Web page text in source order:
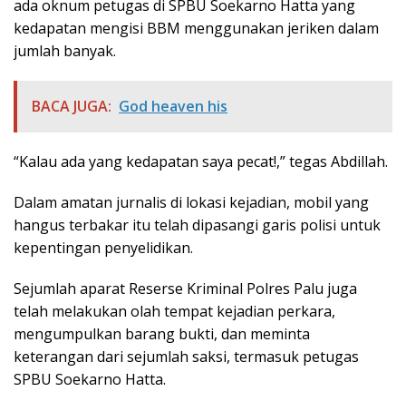
ada oknum petugas di SPBU Soekarno Hatta yang
kedapatan mengisi BBM menggunakan jeriken dalam
jumlah banyak.
BACA JUGA: God heaven his
“Kalau ada yang kedapatan saya pecat!,” tegas Abdillah.
Dalam amatan jurnalis di lokasi kejadian, mobil yang
hangus terbakar itu telah dipasangi garis polisi untuk
kepentingan penyelidikan.
Sejumlah aparat Reserse Kriminal Polres Palu juga
telah melakukan olah tempat kejadian perkara,
mengumpulkan barang bukti, dan meminta
keterangan dari sejumlah saksi, termasuk petugas
SPBU Soekarno Hatta.